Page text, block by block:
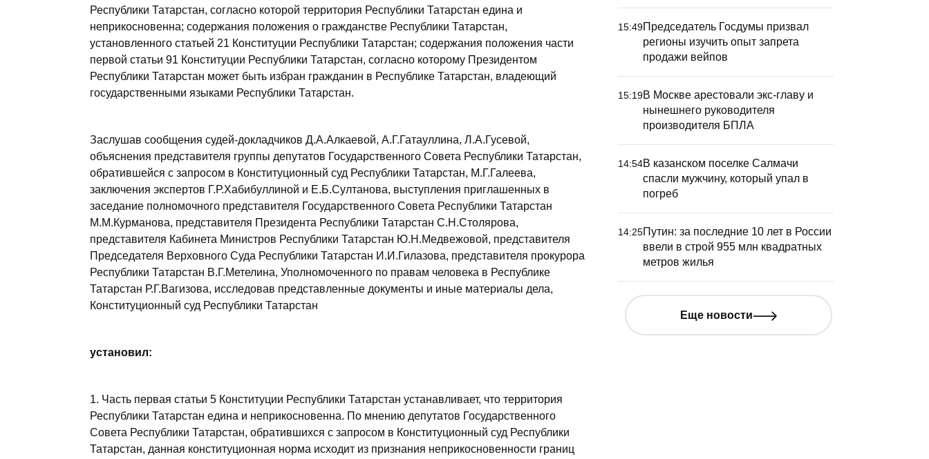
Республики Татарстан, согласно которой территория Республики Татарстан едина и
неприкосновенна; содержания положения о гражданстве Республики Татарстан,
установленного статьей 21 Конституции Республики Татарстан; содержания положения части
первой статьи 91 Конституции Республики Татарстан, согласно которому Президентом
Республики Татарстан может быть избран гражданин в Республике Татарстан, владеющий
государственными языками Республики Татарстан.
Заслушав сообщения судей-докладчиков Д.А.Алкаевой, А.Г.Гатауллина, Л.А.Гусевой,
объяснения представителя группы депутатов Государственного Совета Республики Татарстан,
обратившейся с запросом в Конституционный суд Республики Татарстан, М.Г.Галеева,
заключения экспертов Г.Р.Хабибуллиной и Е.Б.Султанова, выступления приглашенных в
заседание полномочного представителя Государственного Совета Республики Татарстан
М.М.Курманова, представителя Президента Республики Татарстан С.Н.Столярова,
представителя Кабинета Министров Республики Татарстан Ю.Н.Медвежовой, представителя
Председателя Верховного Суда Республики Татарстан И.И.Гилазова, представителя прокурора
Республики Татарстан В.Г.Метелина, Уполномоченного по правам человека в Республике
Татарстан Р.Г.Вагизова, исследовав представленные документы и иные материалы дела,
Конституционный суд Республики Татарстан
установил:
1. Часть первая статьи 5 Конституции Республики Татарстан устанавливает, что территория
Республики Татарстан едина и неприкосновенна. По мнению депутатов Государственного
Совета Республики Татарстан, обратившихся с запросом в Конституционный суд Республики
Татарстан, данная конституционная норма исходит из признания неприкосновенности границ
15:49Председатель Госдумы призвал
регионы изучить опыт запрета
продажи вейпов
15:19В Москве арестовали экс-главу и
нынешнего руководителя
производителя БПЛА
14:54В казанском поселке Салмачи
спасли мужчину, который упал в
погреб
14:25Путин: за последние 10 лет в России
ввели в строй 955 млн квадратных
метров жилья
Еще новости